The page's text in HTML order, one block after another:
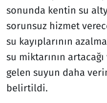
sonunda kentin su
sorunsuz hizmet
su kayıplarının
su miktarının
gelen suyun daha
belirtildi.